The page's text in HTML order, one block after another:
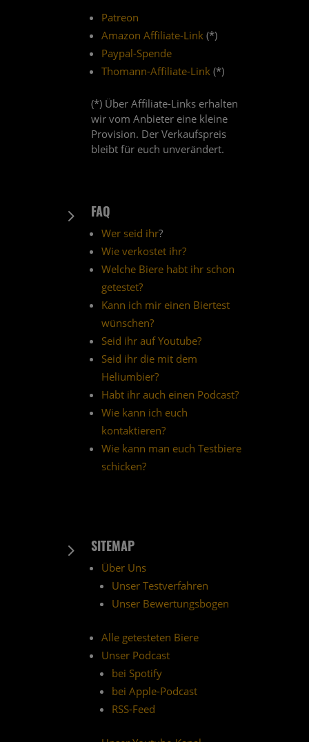
Patreon
Amazon Affiliate-Link(*)
Paypal-Spende
Thomann-Affiliate-Link(*)
(*) Über Affiliate-Links erhalten
wir vom Anbieter eine kleine
Provision. Der Verkaufspreis
bleibt für euch unverändert.
5 FAQ
Wer seid ihr?
Wie verkostet ihr?
Welche Biere habt ihr schon
getestet?
Kann ich mir einen Biertest
wünschen?
Seid ihr auf Youtube?
Seid ihr die mit dem
Heliumbier?
Habt ihr auch einen Podcast?
Wie kann ich euch
kontaktieren?
Wie kann man euch Testbiere
schicken?
5 SITEMAP
Über Uns
Unser Testverfahren
Unser Bewertungsbogen
Alle getesteten Biere
Unser Podcast
bei Spotify
bei Apple-Podcast
RSS-Feed